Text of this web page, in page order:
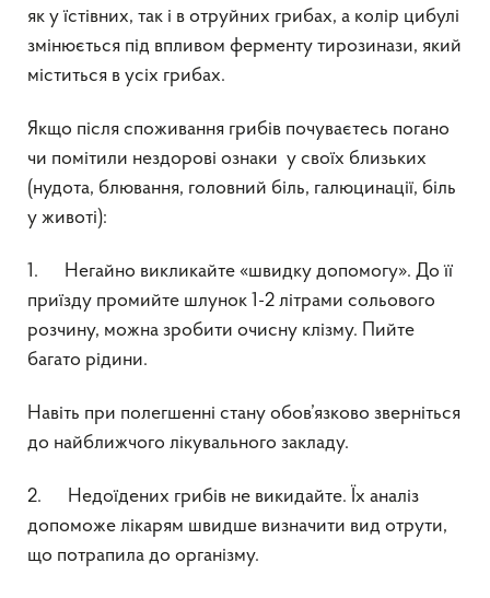
як у їстівних, так і в отруйних грибах, а колір цибулі
змінюється під впливом ферменту тирозинази, який
міститься в усіх грибах.
Якщо після споживання грибів почуваєтесь погано
чи помітили нездорові ознаки у своїх близьких
(нудота, блювання, головний біль, галюцинації, біль
у животі):
1. Негайно викликайте «швидку допомогу». До її
приїзду промийте шлунок 1-2 літрами сольового
розчину, можна зробити очисну клізму. Пийте
багато рідини.
Навіть при полегшенні стану обов’язково зверніться
до найближчого лікувального закладу.
2. Недоїдених грибів не викидайте. Їх аналіз
допоможе лікарям швидше визначити вид отрути,
що потрапила до організму.